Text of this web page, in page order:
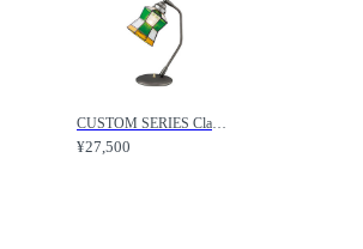
CUSTOM SERIES Classic Desk Lamp × Stained Glass Helm / カスタムシリーズ クラシックデスクランプ × ステンドグラス（ヘルム） / FLYMEe Factory / フライミーファクトリー
¥27,500